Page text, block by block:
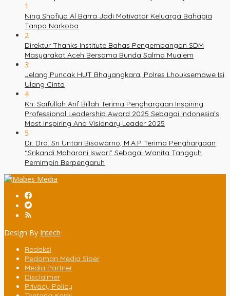
1
Ning Shofiya Al Barra Jadi Motivator Keluarga Bahagia
Tanpa Narkoba
2
Direktur Thanks Institute Bahas Pengembangan SDM
Masyarakat Aceh Bersama Bunda Salma Mualem
3
Jelang Puncak HUT Bhayangkara, Polres Lhouksemawe Isi
Ulang Cinta
4
Kh. Saifullah Arif Billah Terima Penghargaan Inspiring
Professional Leadership Award 2025 Sebagai Indonesia’s
Most Inspiring And Visionary Leader 2025
5
Dr. Dra. Sri Untari Bisowarno, M.A.P Terima Penghargaan
“Srikandi Maharani Iswari” Sebagai Wanita Tangguh
Pemimpin Berpengaruh
Design By Intech
Redaksi
Pedoman Media Siber
Media Partner
Disclaimer
Privacy Policy